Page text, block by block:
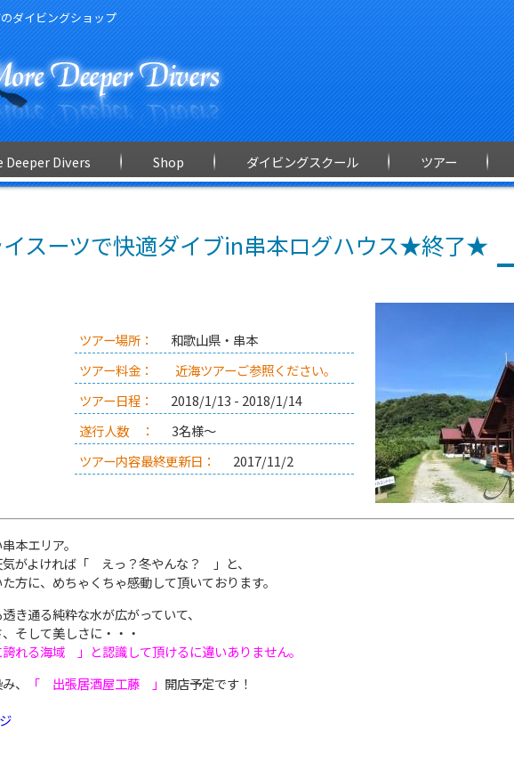
ダイビングショップ
Deeper Divers Shop ダイビングスクール ツアー
イスーツで快適ダイブin串本ログハウス★終了★
ツアー場所：
和歌山県・串本
ツアー料金：
近海ツアーご参照ください。
ツアー日程：
2018/1/13 - 2018/1/14
遂行人数 ：
3名様～
ツアー内容最終更新日：
2017/11/2
本エリア。
気がよければ「 えっ？冬やんな？ 」と、
方に、めちゃくちゃ感動して頂いております。
き通る純粋な水が広がっていて、
そして美しさに・・・
れる海域 」と認識して頂けるに違いありません。
、
「 出張居酒屋工藤 」 開店予定です！